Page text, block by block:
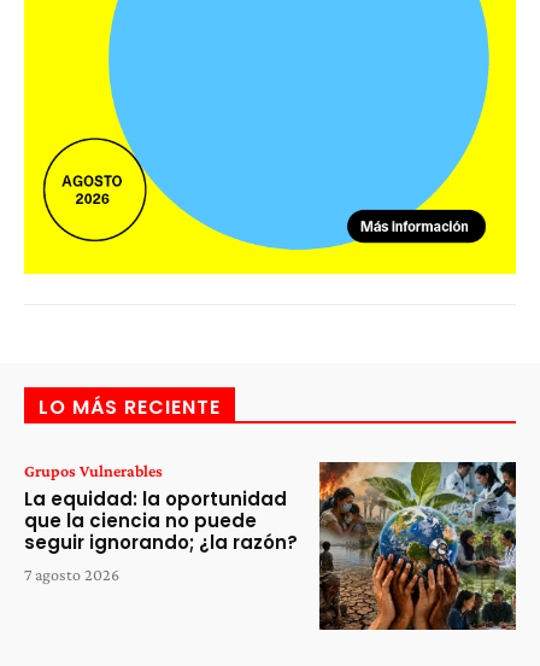
LO MÁS RECIENTE
Grupos Vulnerables
La equidad: la oportunidad
que la ciencia no puede
seguir ignorando; ¿la razón?
7 agosto 2026